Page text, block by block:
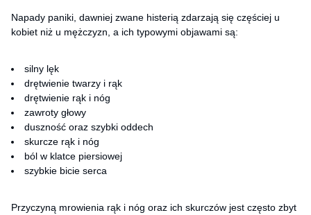
Napady paniki, dawniej zwane histerią zdarzają się częściej u
kobiet niż u mężczyzn, a ich typowymi objawami są:
silny lęk
drętwienie twarzy i rąk
drętwienie rąk i nóg
zawroty głowy
duszność oraz szybki oddech
skurcze rąk i nóg
ból w klatce piersiowej
szybkie bicie serca
Przyczyną mrowienia rąk i nóg oraz ich skurczów jest często zbyt